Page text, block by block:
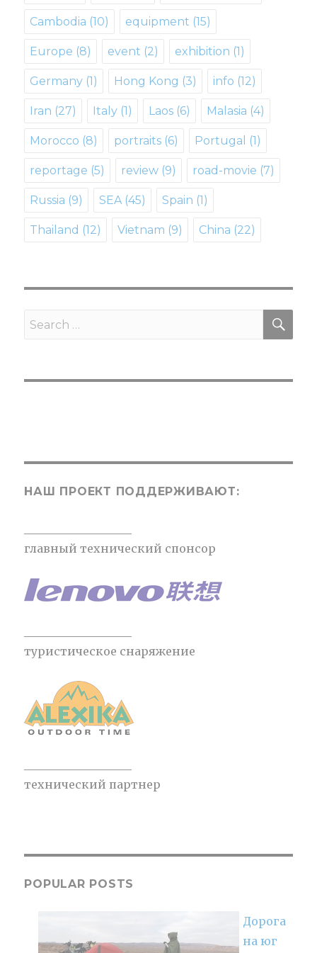
Cambodia (10) equipment (15)
Europe (8) event (2) exhibition (1)
Germany (1) Hong Kong (3) info (12)
Iran (27) Italy (1) Laos (6) Malasia (4)
Morocco (8) portraits (6) Portugal (1)
reportage (5) review (9) road-movie (7)
Russia (9) SEA(45) Spain (1)
Thailand (12) Vietnam (9) Сhina (22)
Search
НАШ ПРОЕКТ ПОДДЕРЖИВАЮТ:
главный технический спонсор
туристическое снаряжение
технический партнер
POPULAR POSTS
Дорога
на юг